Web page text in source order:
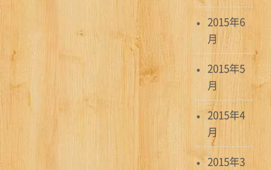
2015年6
月
2015年5
月
2015年4
月
2015年3